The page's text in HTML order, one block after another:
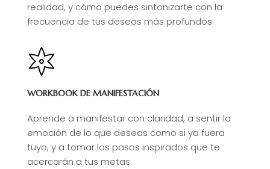
realidad, y cómo puedes sintonizarte con la
frecuencia de tus deseos más profundos.
WORKBOOK DE MANIFESTACIÓN
Aprende a manifestar con claridad, a sentir la
emoción de lo que deseas como si ya fuera
tuyo, y a tomar los pasos inspirados que te
acercarán a tus metas.